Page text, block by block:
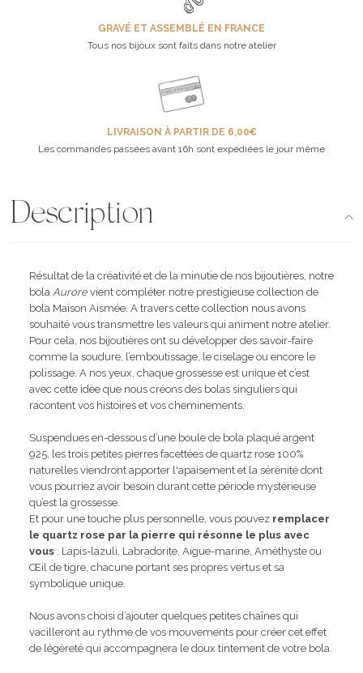
GRAVÉ ET ASSEMBLÉ EN FRANCE
Tous nos bijoux sont faits dans notre atelier
LIVRAISON À PARTIR DE 6,00€
Les commandes passées avant 16h sont expédiées le jour même
Description
Résultat de la créativité et de la minutie de nos bijoutières, notre
bola Aurorevient compléter notre prestigieuse collection de
bola Maison Aismée. A travers cette collection nous avons
souhaité vous transmettre les valeurs qui animent notre atelier.
Pour cela, nos bijoutières ont su développer des savoir-faire
comme la soudure, l’emboutissage, le ciselage ou encore le
polissage. A nos yeux, chaque grossesse est unique et c’est
avec cette idée que nous créons des bolas singuliers qui
racontent vos histoires et vos cheminements.
Suspendues en-dessous d’une boule de bola plaqué argent
925, les trois petites pierres facettées de quartz rose 100%
naturelles viendront apporter l'apaisement et la sérénité dont
vous pourriez avoir besoin durant cette période mystérieuse
qu’est la grossesse.
Et pour une touche plus personnelle, vous pouvez remplacer
le quartz rose par la pierre qui résonne le plus avec
vous : Lapis-lazuli, Labradorite, Aigue-marine, Améthyste ou
Œil de tigre, chacune portant ses propres vertus et sa
symbolique unique.
Nous avons choisi d’ajouter quelques petites chaînes qui
vacilleront au rythme de vos mouvements pour créer cet effet
de légèreté qui accompagnera le doux tintement de votre bola.